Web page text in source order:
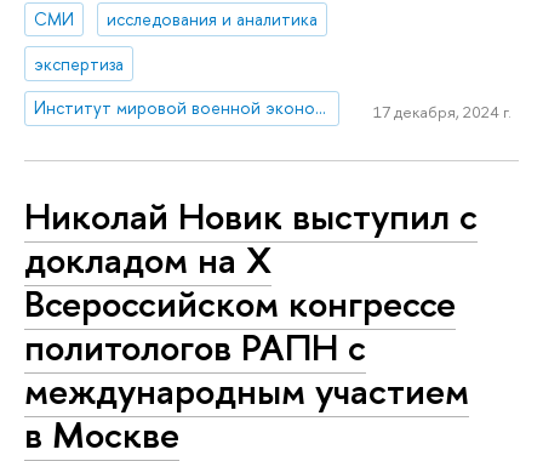
СМИ
исследования и аналитика
экспертиза
Институт мировой военной экономики и стратегии
17 декабря, 2024 г.
Николай Новик выступил с
докладом на Х
Всероссийском конгрессе
политологов РАПН с
международным участием
в Москве